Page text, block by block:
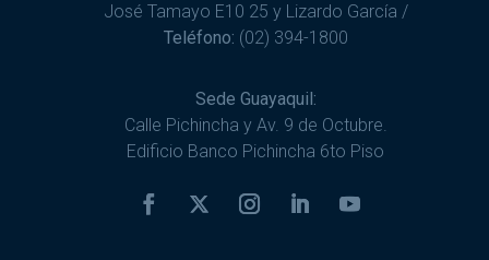
José Tamayo E10 25 y Lizardo García /
Teléfono: (02) 394-1800
Sede Guayaquil:
Calle Pichincha y Av. 9 de Octubre.
Edificio Banco Pichincha 6to Piso